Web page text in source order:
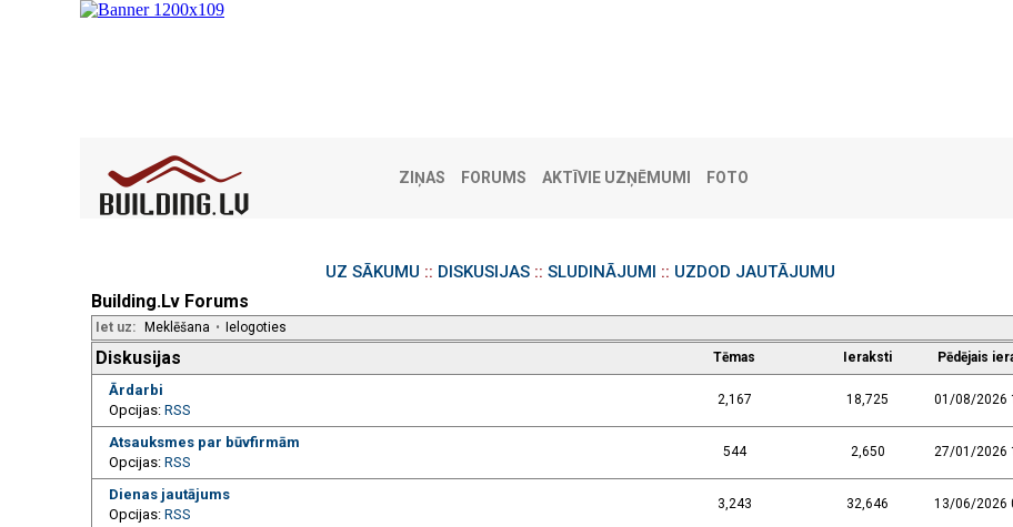
ZIŅAS FORUMS AKTĪVIE UZŅĒMUMI FOTO
UZ SĀKUMU :: DISKUSIJAS:: SLUDINĀJUMI :: UZDOD JAUTĀJUMU
Building.Lv Forums
Iet uz: Meklēšana • Ielogoties
Diskusijas Tēmas Ieraksti Pēdējais
Ārdarbi
Opcijas: RSS
2,167 18,725 01/08/2026
Atsauksmes par būvfirmām
Opcijas: RSS
544 2,650 27/01/2026
Dienas jautājums
Opcijas: RSS
3,243 32,646 13/06/2026